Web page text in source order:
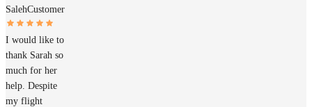
SalehCustomer
I would like to
thank Sarah so
much for her
help. Despite
my flight